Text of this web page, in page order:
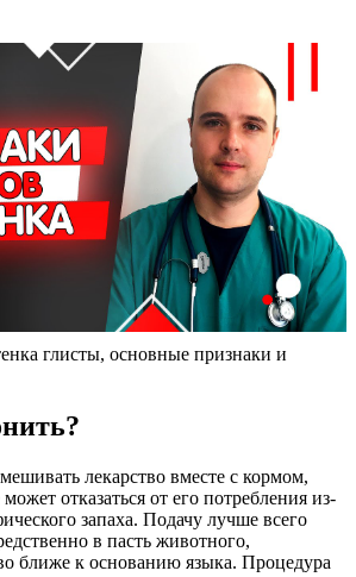
глисты, основные признаки и
лекарство вместе с кормом,
отказаться от его потребления из-
запаха. Подачу лучше всего
в пасть животного,
ближе к основанию языка. Процедура